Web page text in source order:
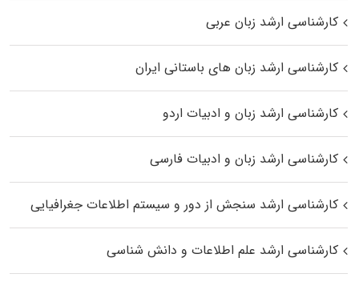
کارشناسی ارشد زبان عربی
کارشناسی ارشد زبان‌ های باستانی ایران
کارشناسی ارشد زبان و ادبیات اردو
کارشناسی ارشد زبان و ادبیات فارسی
کارشناسی ارشد سنجش از دور و سیستم اطلاعات جغرافیایی
کارشناسی ارشد علم اطلاعات و دانش شناسی